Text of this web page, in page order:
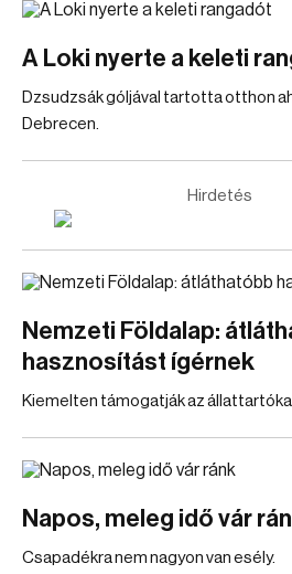
A Loki nyerte a keleti
Dzsudzsák góljával tartotta otthon
Debrecen.
Hirdetés
Nemzeti Földalap:
hasznosítást ígérnek
Kiemelten támogatják az
Napos, meleg idő vár
Csapadékra nem nagyon van esély.